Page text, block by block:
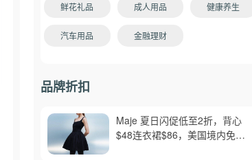
鲜花礼品 成人用品 健康养生
汽车用品 金融理财
品牌折扣
Maje 夏日闪促低至2折，背心
$48连衣裙$86，美国境内免运